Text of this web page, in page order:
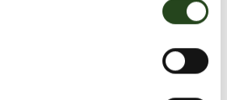
5.10. ajan huikeita etuja valittuihin Fenixin